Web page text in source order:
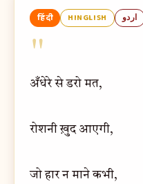
हिंदी HINGLISH اردو
"
अँधेरे से डरो मत,
रोशनी ख़ुद आएगी,
जो हार न माने कभी,